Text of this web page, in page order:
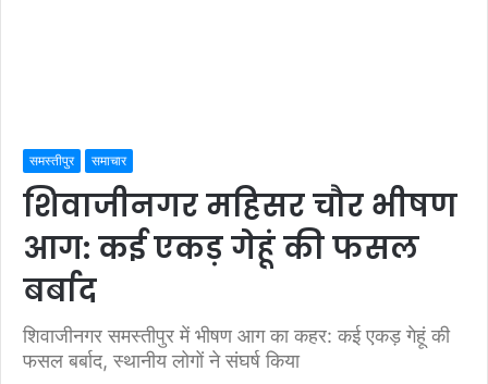
समस्तीपुर समाचार
शिवाजीनगर महिसर चौर भीषण
आग: कई एकड़ गेहूं की फसल
बर्बाद
शिवाजीनगर समस्तीपुर में भीषण आग का कहर: कई एकड़ गेहूं की
फसल बर्बाद, स्थानीय लोगों ने संघर्ष किया